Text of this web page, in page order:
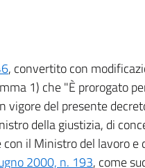
, convertito con
1) che "È prorogato
vigore del presente
della giustizia, di
il Ministro del lavoro
2000, n. 193, come